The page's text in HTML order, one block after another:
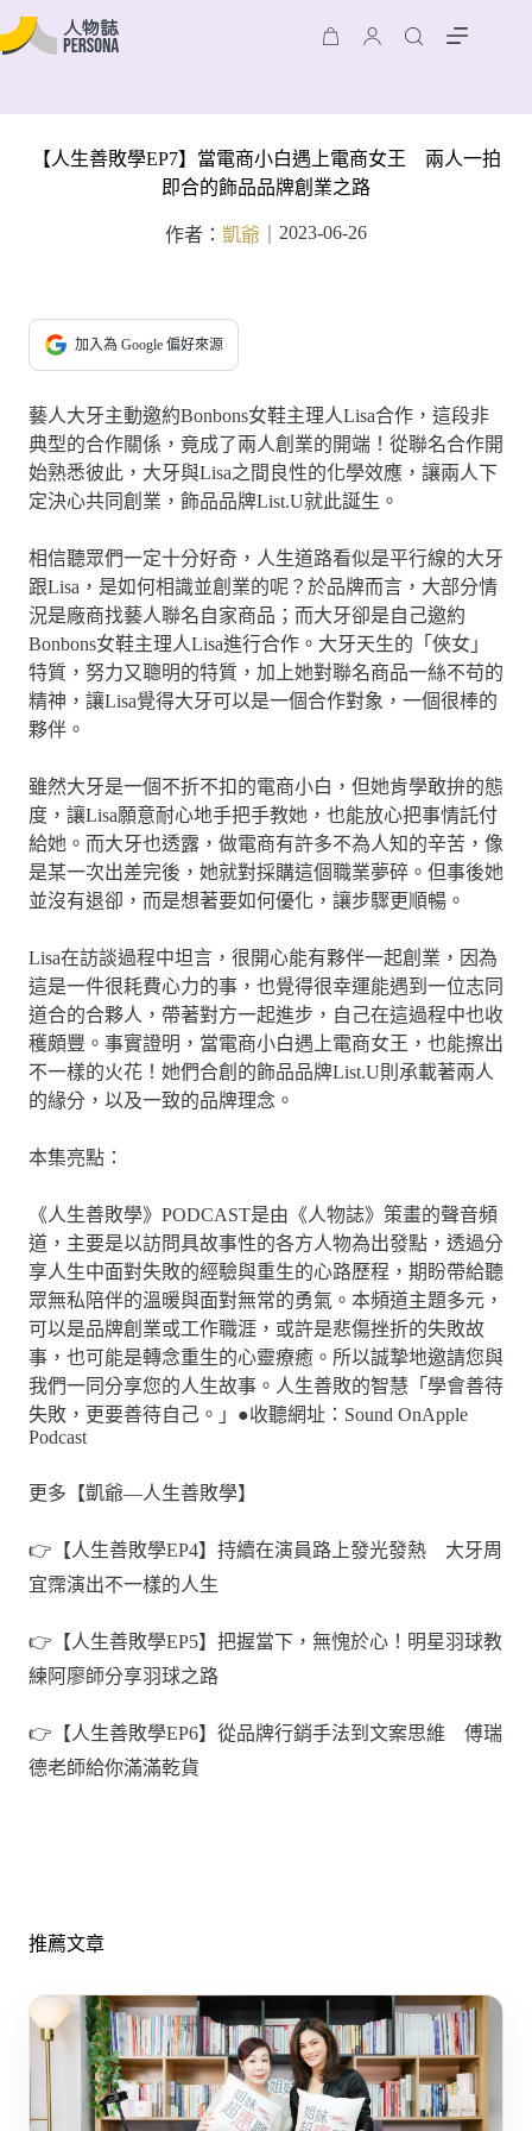
【人生善敗學EP7】當電商小白遇上電商女王 兩人一拍
即合的飾品品牌創業之路
作者： 凱爺 2023-06-26
加入為 Google 偏好來源
藝人大牙主動邀約Bonbons女鞋主理人Lisa合作，這段非
典型的合作關係，竟成了兩人創業的開端！從聯名合作開
始熟悉彼此，大牙與Lisa之間良性的化學效應，讓兩人下
定決心共同創業，飾品品牌List.U就此誕生。
相信聽眾們一定十分好奇，人生道路看似是平行線的大牙
跟Lisa，是如何相識並創業的呢？於品牌而言，大部分情
況是廠商找藝人聯名自家商品；而大牙卻是自己邀約
Bonbons女鞋主理人Lisa進行合作。大牙天生的「俠女」
特質，努力又聰明的特質，加上她對聯名商品一絲不苟的
精神，讓Lisa覺得大牙可以是一個合作對象，一個很棒的
夥伴。
雖然大牙是一個不折不扣的電商小白，但她肯學敢拚的態
度，讓Lisa願意耐心地手把手教她，也能放心把事情託付
給她。而大牙也透露，做電商有許多不為人知的辛苦，像
是某一次出差完後，她就對採購這個職業夢碎。但事後她
並沒有退卻，而是想著要如何優化，讓步驟更順暢。
Lisa在訪談過程中坦言，很開心能有夥伴一起創業，因為
這是一件很耗費心力的事，也覺得很幸運能遇到一位志同
道合的合夥人，帶著對方一起進步，自己在這過程中也收
穫頗豐。事實證明，當電商小白遇上電商女王，也能擦出
不一樣的火花！她們合創的飾品品牌List.U則承載著兩人
的緣分，以及一致的品牌理念。
本集亮點：
《人生善敗學》PODCAST是由《人物誌》策畫的聲音頻
道，主要是以訪問具故事性的各方人物為出發點，透過分
享人生中面對失敗的經驗與重生的心路歷程，期盼帶給聽
眾無私陪伴的溫暖與面對無常的勇氣。本頻道主題多元，
可以是品牌創業或工作職涯，或許是悲傷挫折的失敗故
事，也可能是轉念重生的心靈療癒。所以誠摯地邀請您與
我們一同分享您的人生故事。人生善敗的智慧「學會善待
失敗，更要善待自己。」●收聽網址：Sound OnApple
Podcast
更多【凱爺—人生善敗學】
👉【人生善敗學EP4】持續在演員路上發光發熱 大牙周
宜霈演出不一樣的人生
👉【人生善敗學EP5】把握當下，無愧於心！明星羽球教
練阿廖師分享羽球之路
👉【人生善敗學EP6】從品牌行銷手法到文案思維 傅瑞
德老師給你滿滿乾貨
推薦文章